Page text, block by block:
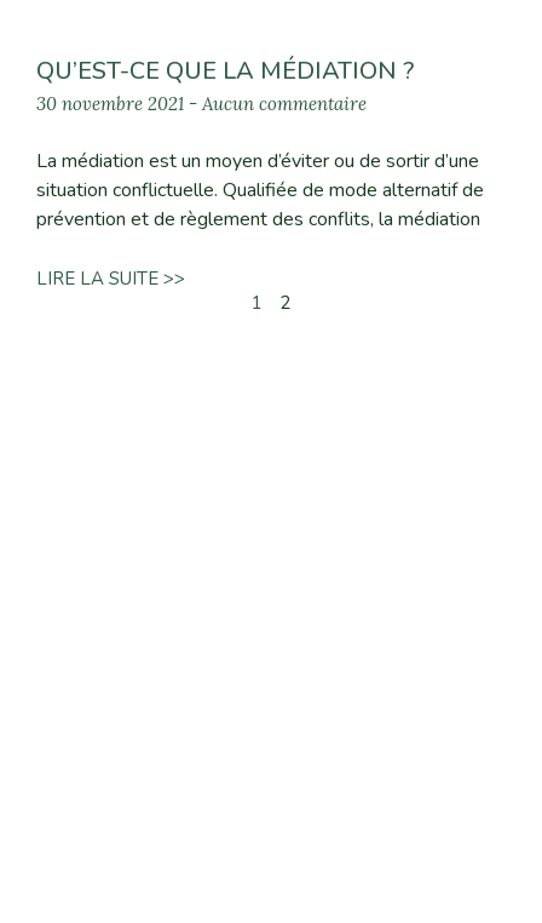
QU’EST-CE QUE LA MÉDIATION ?
30 novembre 2021 Aucun commentaire
La médiation est un moyen d’éviter ou de sortir d’une
situation conflictuelle. Qualifiée de mode alternatif de
prévention et de règlement des conflits, la médiation
LIRE LA SUITE >>
1
2